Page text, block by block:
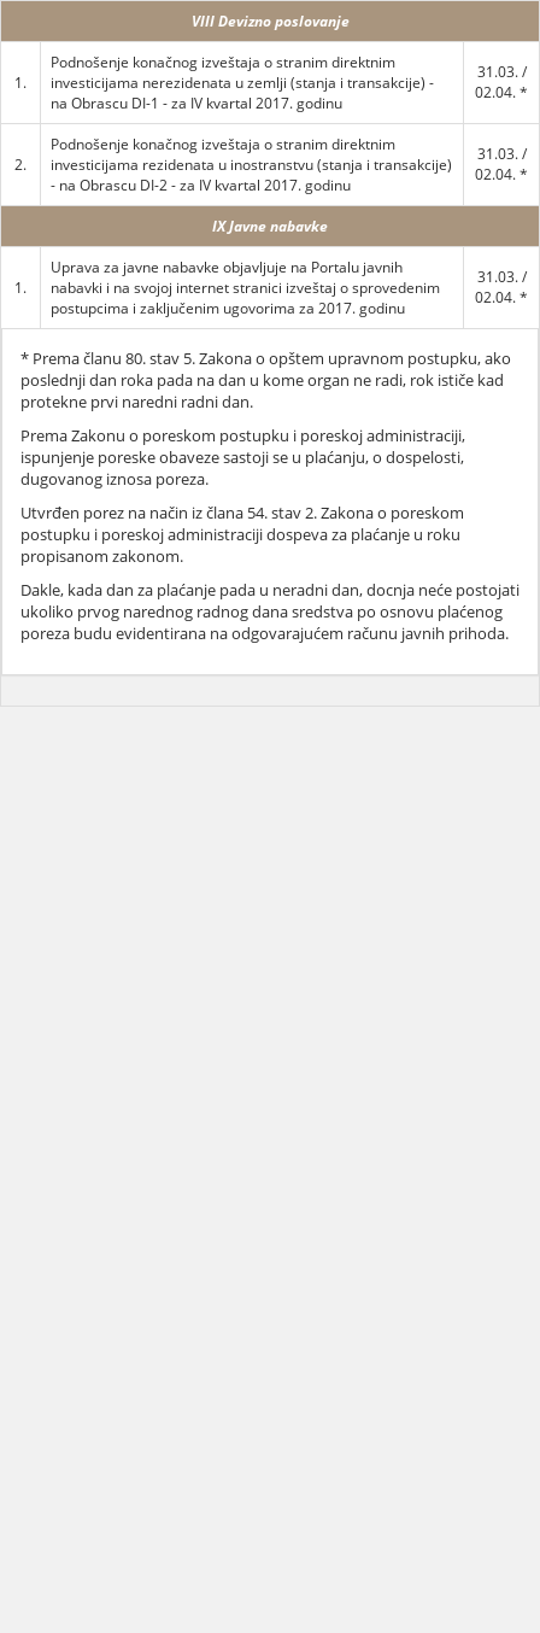
VIII Devizno poslovanje
1.
Podnošenje konačnog izveštaja o stranim direktnim
investicijama nerezidenata u zemlji (stanja i transakcije) -
na Obrascu DI-1 - za IV kvartal 2017. godinu
31.03. /
02.04. *
2.
Podnošenje konačnog izveštaja o stranim direktnim
investicijama rezidenata u inostranstvu (stanja i transakcije)
- na Obrascu DI-2 - za IV kvartal 2017. godinu
31.03. /
02.04. *
IX Javne nabavke
1.
Uprava za javne nabavke objavljuje na Portalu javnih
nabavki i na svojoj internet stranici izveštaj o sprovedenim
postupcima i zaključenim ugovorima za 2017. godinu
31.03. /
02.04. *
* Prema članu 80. stav 5. Zakona o opštem upravnom postupku, ako
poslednji dan roka pada na dan u kome organ ne radi, rok ističe kad
protekne prvi naredni radni dan.
Prema Zakonu o poreskom postupku i poreskoj administraciji,
ispunjenje poreske obaveze sastoji se u plaćanju, o dospelosti,
dugovanog iznosa poreza.
Utvrđen porez na način iz člana 54. stav 2. Zakona o poreskom
postupku i poreskoj administraciji dospeva za plaćanje u roku
propisanom zakonom.
Dakle, kada dan za plaćanje pada u neradni dan, docnja neće postojati
ukoliko prvog narednog radnog dana sredstva po osnovu plaćenog
poreza budu evidentirana na odgovarajućem računu javnih prihoda.